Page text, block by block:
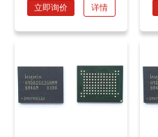
立即询价
详情